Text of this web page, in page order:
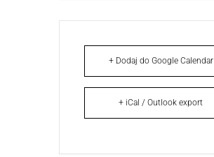
+ Dodaj do Google Calendar
+ iCal / Outlook export